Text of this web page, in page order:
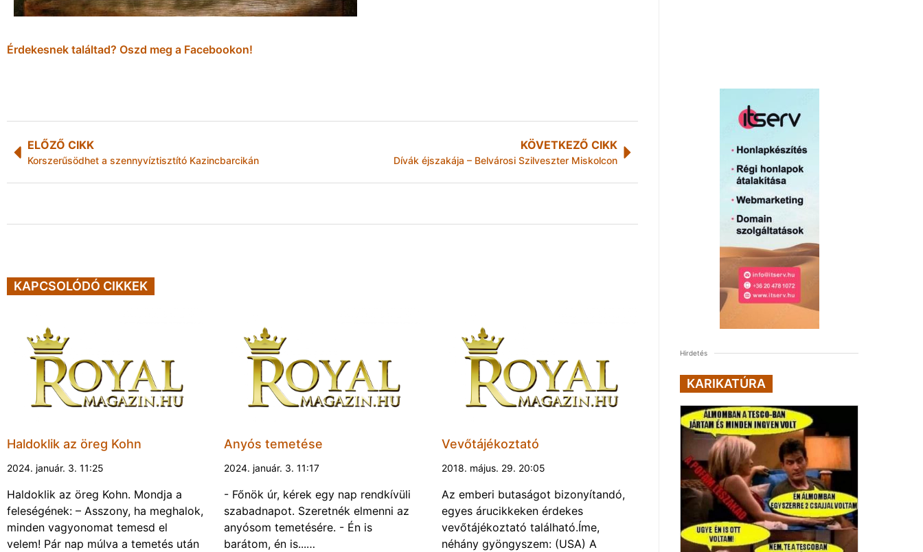
Érdekesnek találtad? Oszd meg a Facebookon!
ELŐZŐ CIKK
Korszerűsödhet a szennyvíztisztító Kazincbarcikán
KÖVETKEZŐ CIKK
Dívák éjszakája – Belvárosi Szilveszter Miskolcon
KAPCSOLÓDÓ CIKKEK
Haldoklik az öreg Kohn
2024. január. 3. 11:25
Haldoklik az öreg Kohn. Mondja a
feleségének: – Asszony, ha meghalok,
minden vagyonomat temesd el
velem! Pár nap múlva a temetés után
Anyós temetése
2024. január. 3. 11:17
- Főnök úr, kérek egy nap rendkívüli
szabadnapot. Szeretnék elmenni az
anyósom temetésére. - Én is
barátom, én is...…
Vevőtájékoztató
2018. május. 29. 20:05
Az emberi butaságot bizonyítandó,
egyes árucikkeken érdekes
vevőtájékoztató található.Íme,
néhány gyöngyszem: (USA) A
Hirdetés
KARIKATÚRA